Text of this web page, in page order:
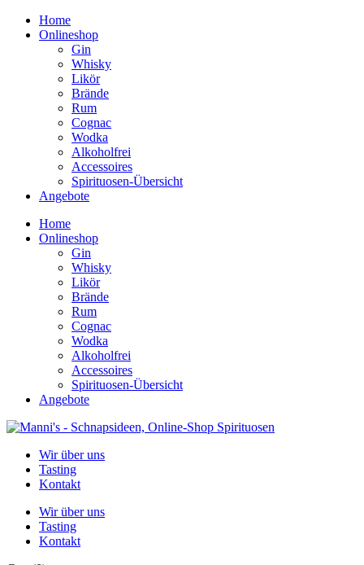
Home
Onlineshop
Gin
Whisky
Likör
Brände
Rum
Cognac
Wodka
Alkoholfrei
Accessoires
Spirituosen-Übersicht
Angebote
Home
Onlineshop
Gin
Whisky
Likör
Brände
Rum
Cognac
Wodka
Alkoholfrei
Accessoires
Spirituosen-Übersicht
Angebote
Wir über uns
Tasting
Kontakt
Wir über uns
Tasting
Kontakt